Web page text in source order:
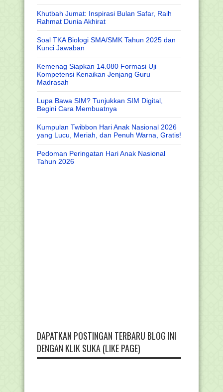
Khutbah Jumat: Inspirasi Bulan Safar, Raih
Rahmat Dunia Akhirat
Soal TKA Biologi SMA/SMK Tahun 2025 dan
Kunci Jawaban
Kemenag Siapkan 14.080 Formasi Uji
Kompetensi Kenaikan Jenjang Guru
Madrasah
Lupa Bawa SIM? Tunjukkan SIM Digital,
Begini Cara Membuatnya
Kumpulan Twibbon Hari Anak Nasional 2026
yang Lucu, Meriah, dan Penuh Warna, Gratis!
Pedoman Peringatan Hari Anak Nasional
Tahun 2026
DAPATKAN POSTINGAN TERBARU BLOG INI
DENGAN KLIK SUKA (LIKE PAGE)